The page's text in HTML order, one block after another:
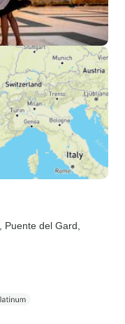
, Puente del Gard